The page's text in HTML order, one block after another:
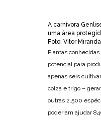
A carnívora
uma área
Foto: Vitor
Plantas
potencial para
apenas seis
colza e trigo –
outras 2.500
poderiam ajudar